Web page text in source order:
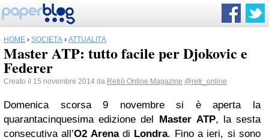
HOME › SOCIETÀ › ATTUALITÀ
Master ATP: tutto facile per Djokovic e
Federer
Creato il 15 novembre 2014 da Retrò Online Magazine @retr_online
Domenica scorsa 9 novembre si è aperta la
quarantacinquesima edizione del Master ATP, la sesta
consecutiva all’O2 Arenadi Londra. Fino a ieri, si sono